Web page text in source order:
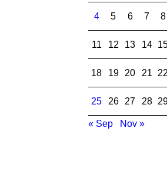
4 5 6 7 8
11 12 13 14
18 19 20 21
25 26 27 28
« Sep Nov »